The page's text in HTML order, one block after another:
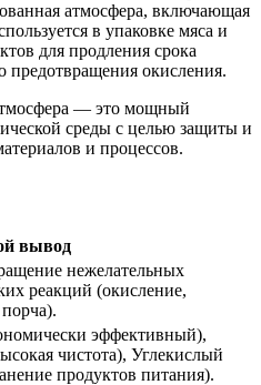
атмосфера, включающая
в упаковке мяса и
для продления срока
предотвращения окисления.
— это мощный
среды с целью защиты и
и процессов.
вывод
нежелательных
реакций (окисление,
эффективный),
чистота), Углекислый
продуктов питания).